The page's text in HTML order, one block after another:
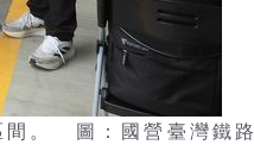
間。 圖：國營臺灣鐵路